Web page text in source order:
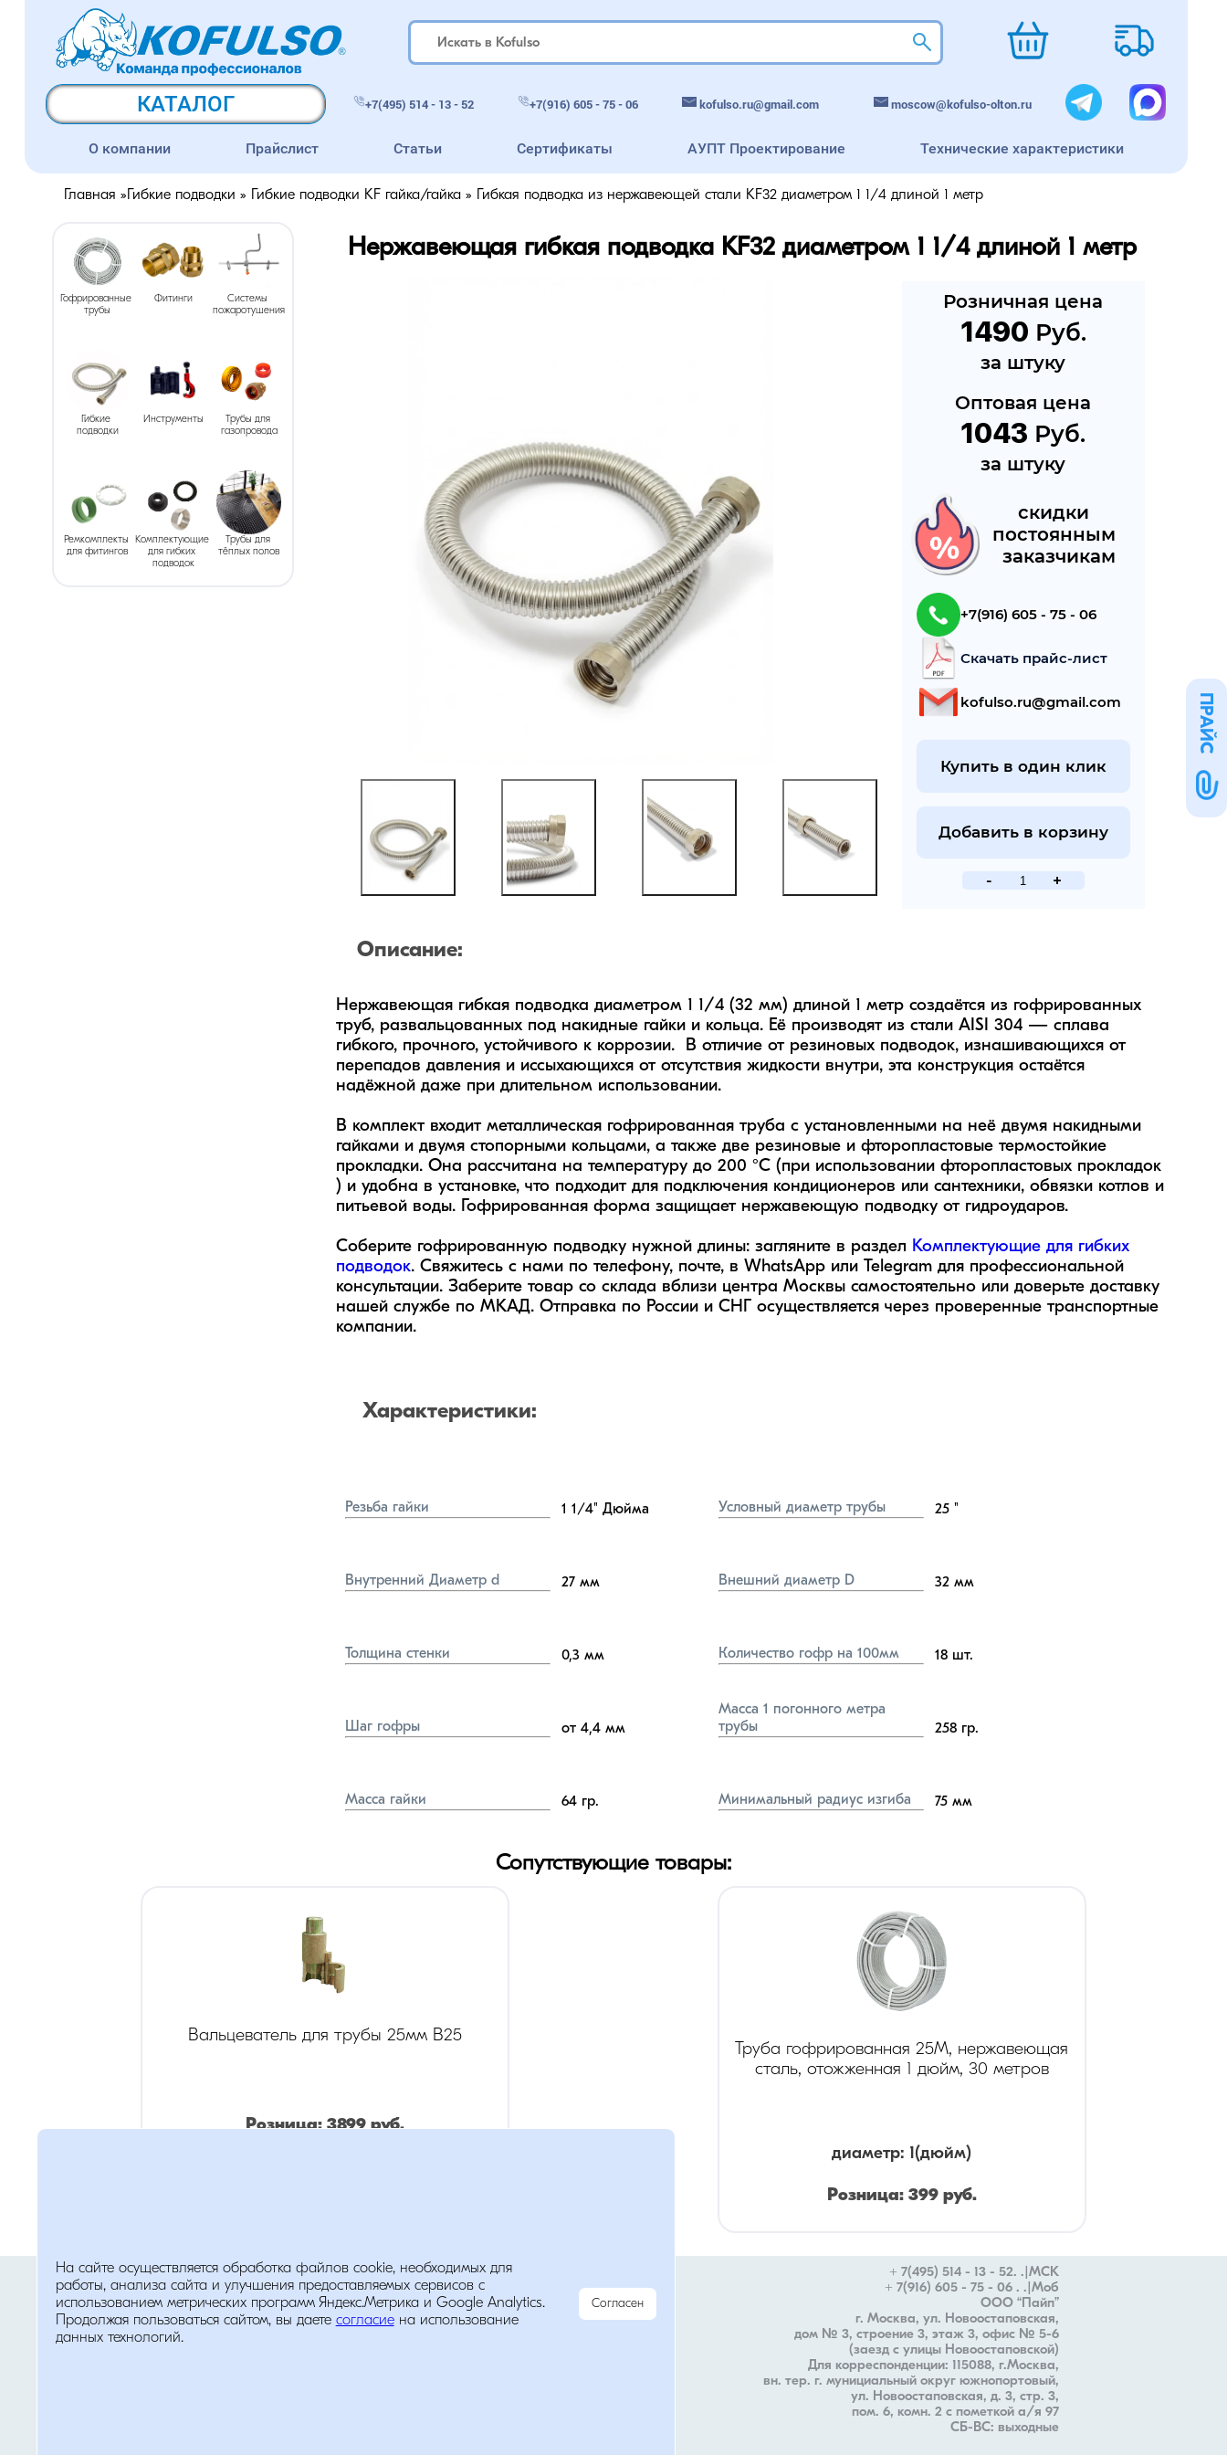
КАТАЛОГ +7(495) 514 - 13 - 52 +7(916) 605 - 75 - 06 kofulso.ru@gmail.com moscow@kofulso-olton.ru
О компании Прайслист Статьи Сертификаты АУПТ Проектирование Технические характеристики
Главная » Гибкие подводки » Гибкие подводки KF гайка/гайка » Гибкая подводка из нержавеющей стали KF32 диаметром 1 1/4 длиной 1 метр
Гофрированные
трубы
Фитинги
Системы
пожаротушения
Гибкие
подводки
Инструменты
Трубы для
газопровода
Ремкомплекты
для фитингов
Комплектующие
для гибких
подводок
Трубы для
тёплых полов
Нержавеющая гибкая подводка KF32 диаметром 1 1/4 длиной 1 метр
Розничная цена
1490 Руб.
за штуку
Оптовая цена
1043 Руб.
за штуку
cкидки
постоянным
заказчикам
+7(916) 605 - 75 - 06
Скачать прайс-лист
kofulso.ru@gmail.com
Купить в один клик
Добавить в корзину
- +
Описание:
Нержавеющая гибкая подводка диаметром 1 1/4 (32 мм) длиной 1 метр создаётся из гофрированных
труб, развальцованных под накидные гайки и кольца. Её производят из стали AISI 304 — сплава
гибкого, прочного, устойчивого к коррозии.  В отличие от резиновых подводок, изнашивающихся от
перепадов давления и иссыхающихся от отсутствия жидкости внутри, эта конструкция остаётся
надёжной даже при длительном использовании.
В комплект входит металлическая гофрированная труба с установленными на неё двумя накидными
гайками и двумя стопорными кольцами, а также две резиновые и фторопластовые термостойкие
прокладки. Она рассчитана на температуру до 200 °C (при использовании фторопластовых прокладок
) и удобна в установке, что подходит для подключения кондиционеров или сантехники, обвязки котлов и
питьевой воды. Гофрированная форма защищает нержавеющую подводку от гидроударов.
Соберите гофрированную подводку нужной длины: загляните в раздел Комплектующие для гибких
подводок. Свяжитесь с нами по телефону, почте, в WhatsApp или Telegram для профессиональной
консультации. Заберите товар со склада вблизи центра Москвы самостоятельно или доверьте доставку
нашей службе по МКАД. Отправка по России и СНГ осуществляется через проверенные транспортные
компании.
Характеристики:
Резьба гайки 1 1/4" Дюйма Условный диаметр трубы 25 "
Внутренний Диаметр d 27 мм Внешний диаметр D 32 мм
Толщина стенки 0,3 мм Количество гофр на 100мм 18 шт.
Шаг гофры от 4,4 мм
Масса 1 погонного метра
трубы
258 гр.
Масса гайки 64 гр. Минимальный радиус изгиба 75 мм
Сопутствующие товары:
Вальцеватель для трубы 25мм В25
Розница:3899руб.
Труба гофрированная 25М, нержавеющая
сталь, отожженная 1 дюйм, 30 метров
диаметр: 1(дюйм)
Розница: 399руб.
Опт:280руб.
ПРАЙС
На сайте осуществляется обработка файлов cookie, необходимых для
работы, анализа сайта и улучшения предоставляемых сервисов с
использованием метрических программ Яндекс.Метрика и Google Analytics.
Продолжая пользоваться сайтом, вы даете согласиена использование
данных технологий.
Согласен
Помощь
Политика обработки персональных данных
+ 7(495) 514 - 13 - 52. .|МСК
+ 7(916) 605 - 75 - 06 . .|Моб
ООО “Пайп”
г. Москва, ул. Новоостаповская,
дом № 3, строение 3, этаж 3, офис № 5-6
(заезд с улицы Новоостаповской)
Для корреспонденции: 115088, г.Москва,
вн. тер. г. мунициальный округ южнопортовый,
ул. Новоостаповская, д. 3, стр. 3,
пом. 6, комн. 2 с пометкой а/я 97
СБ-ВС: выходные